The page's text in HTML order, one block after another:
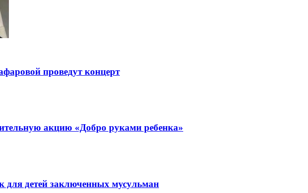
проведут концерт
акцию «Добро руками ребенка»
детей заключенных мусульман